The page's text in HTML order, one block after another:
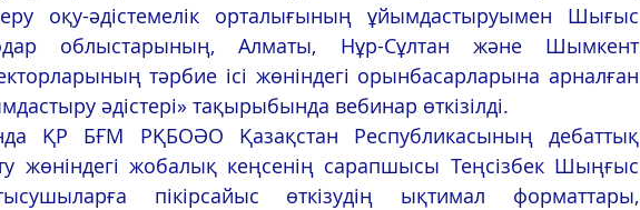
оқу-әдістемелік орталығының ұйымдастыруымен Шығыс
облыстарының, Алматы, Нұр-Сұлтан және Шымкент
тәрбие ісі жөніндегі орынбасарларына арналған
әдістері» тақырыбында вебинар өткізілді.
ҚР БҒМ РҚБОӘО Қазақстан Республикасының дебаттық
жөніндегі жобалық кеңсенің сарапшысы Теңсізбек Шыңғыс
пікірсайыс өткізудің ықтимал форматтары,